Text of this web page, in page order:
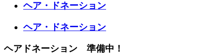
ヘア・ドネーション
ヘア・ドネーション
ヘアドネーション 準備中！